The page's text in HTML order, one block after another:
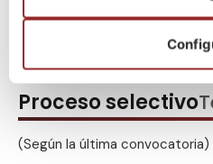
Proceso selectivo
(Según la última convocatoria)